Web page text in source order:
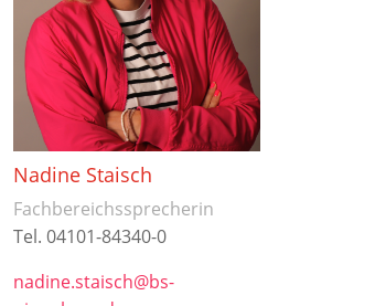
Nadine Staisch
Fachbereichssprecherin
Tel. 04101-84340-0
nadine.staisch@bs-